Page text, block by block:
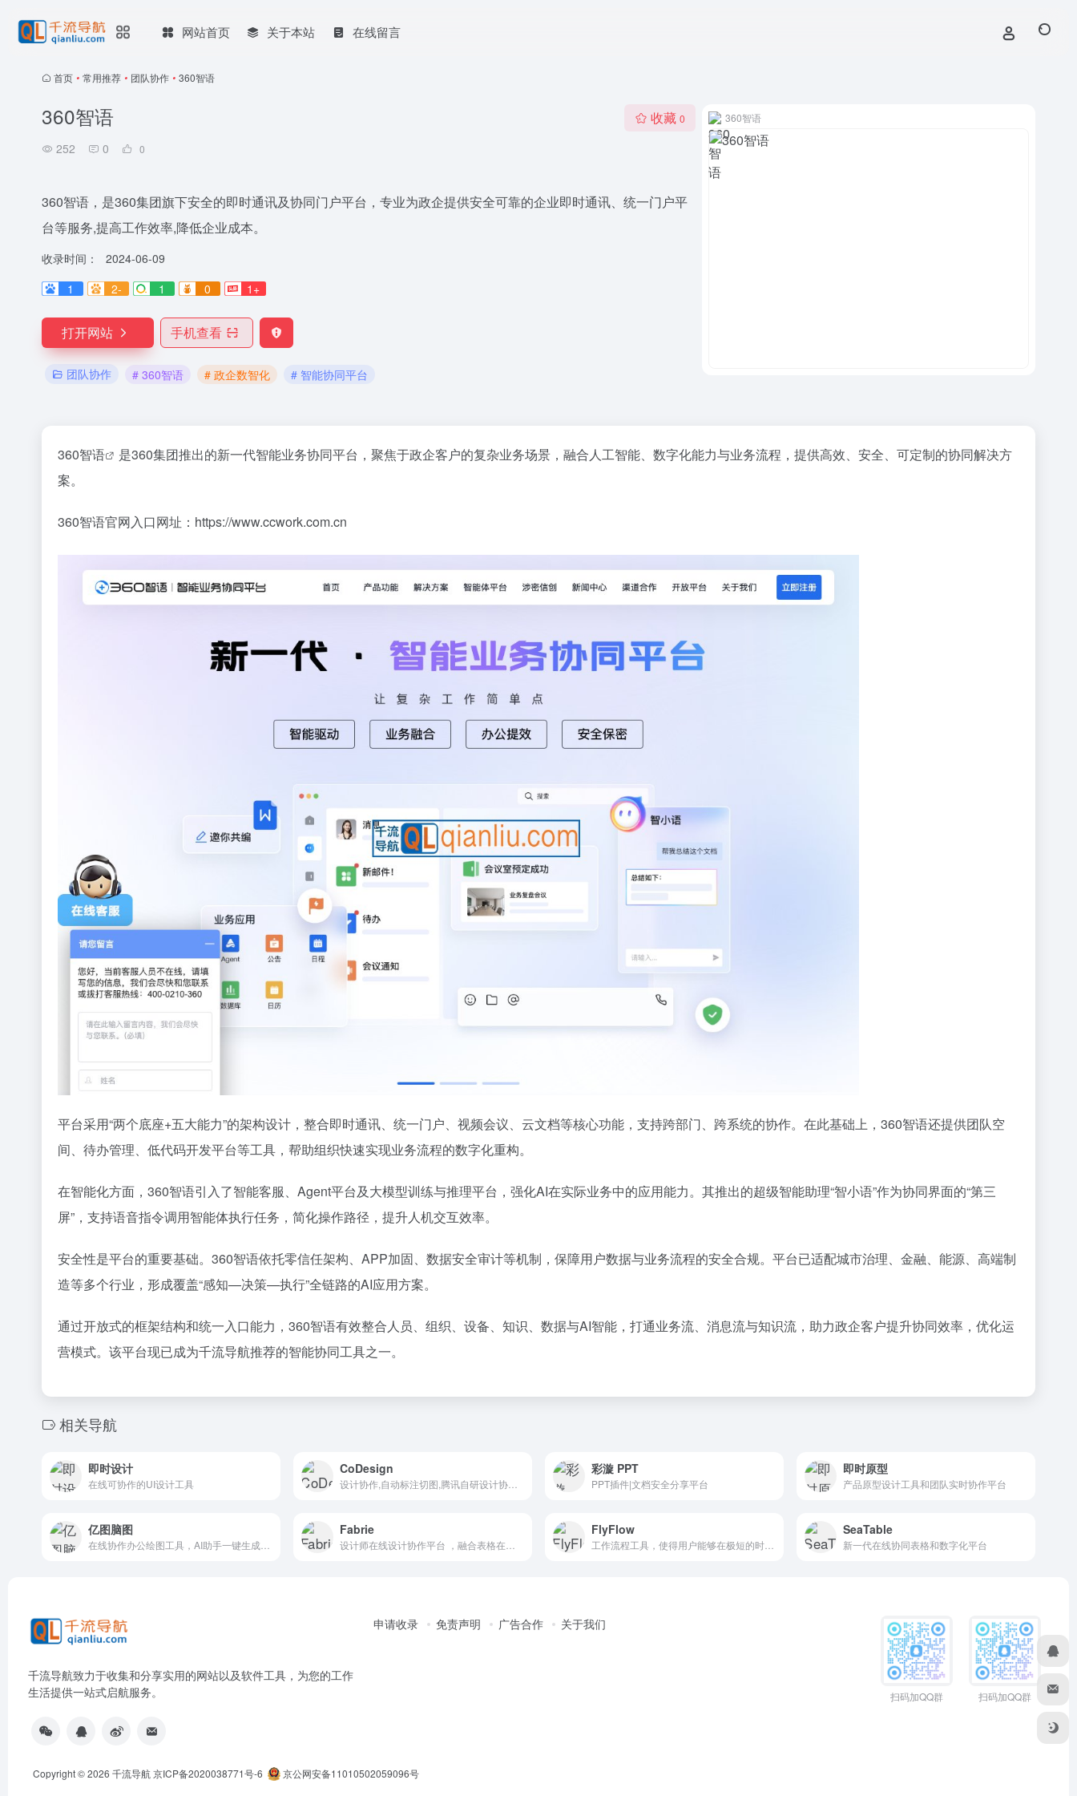
网站首页 关于本站 在线留言
首页 • 常用推荐 • 团队协作 • 360智语
360智语
252 0 0
收藏 0
360智语，是360集团旗下安全的即时通讯及协同门户平台，专业为政企提供安全可靠的企业即时通讯、统一门户平
台等服务,提高工作效率,降低企业成本。
收录时间：
2024-06-09
1
2- 1 0 1+
打开网站 手机查看
团队协作 # 360智语 # 政企数智化 # 智能协同平台
360智语
360智语
是360集团推出的新一代智能业务协同平台，聚焦于政企客户的复杂业务场景，融合人工智能、数字化能力与业务流程，提供高效、安全、可定制的协同解决方
案。
360智语官网入口网址：https://www.ccwork.com.cn
平台采用“两个底座+五大能力”的架构设计，整合即时通讯、统一门户、视频会议、云文档等核心功能，支持跨部门、跨系统的协作。在此基础上，360智语还提供团队空
间、待办管理、低代码开发平台等工具，帮助组织快速实现业务流程的数字化重构。
在智能化方面，360智语引入了智能客服、Agent平台及大模型训练与推理平台，强化AI在实际业务中的应用能力。其推出的超级智能助理“智小语”作为协同界面的“第三
屏”，支持语音指令调用智能体执行任务，简化操作路径，提升人机交互效率。
安全性是平台的重要基础。360智语依托零信任架构、APP加固、数据安全审计等机制，保障用户数据与业务流程的安全合规。平台已适配城市治理、金融、能源、高端制
造等多个行业，形成覆盖“感知—决策—执行”全链路的AI应用方案。
通过开放式的框架结构和统一入口能力，360智语有效整合人员、组织、设备、知识、数据与AI智能，打通业务流、消息流与知识流，助力政企客户提升协同效率，优化运
营模式。该平台现已成为千流导航推荐的智能协同工具之一。
相关导航
即时设计
在线可协作的UI设计工具
CoDesign 彩漩 PPT
PPT插件|文档安全分享平台
即时原型
产品原型设计工具和团队实时协作平台
亿图脑图 Fabrie FlyFlow SeaTable
新一代在线协同表格和数字化平台
千流导航致力于收集和分享实用的网站以及软件工具，为您的工作
生活提供一站式启航服务。
申请收录 免责声明 广告合作 关于我们
扫码加QQ群 扫码加QQ群
Copyright © 2026 千流导航京ICP备2020038771号-6 京公网安备11010502059096号